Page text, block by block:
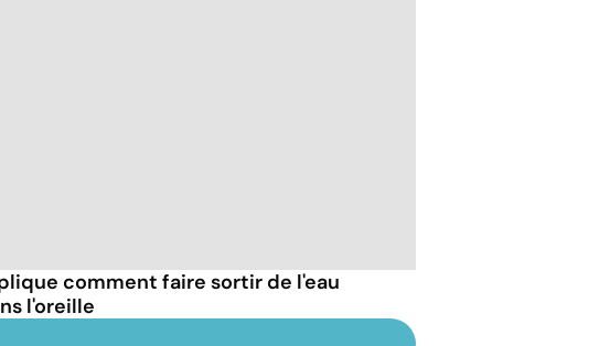
comment faire sortir de l'eau
l'oreille